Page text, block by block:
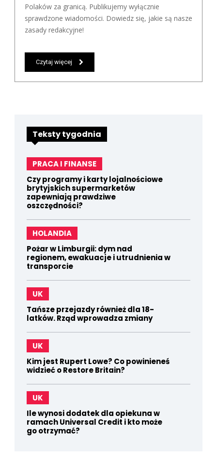
Polaków za granicą. Publikujemy wyłącznie
sprawdzone wiadomości. Dowiedz się, jakie są nasze
zasady redakcyjne!
Czytaj więcej
Teksty tygodnia
PRACA I FINANSE
Czy programy i karty lojalnościowe
brytyjskich supermarketów
zapewniają prawdziwe
oszczędności?
HOLANDIA
Pożar w Limburgii: dym nad
regionem, ewakuacje i utrudnienia w
transporcie
UK
Tańsze przejazdy również dla 18-
latków. Rząd wprowadza zmiany
UK
Kim jest Rupert Lowe? Co powinieneś
widzieć o Restore Britain?
UK
Ile wynosi dodatek dla opiekuna w
ramach Universal Credit i kto może
go otrzymać?